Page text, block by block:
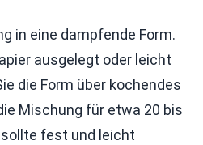
in eine dampfende Form.
ausgelegt oder leicht
die Form über kochendes
Mischung für etwa 20 bis
fest und leicht